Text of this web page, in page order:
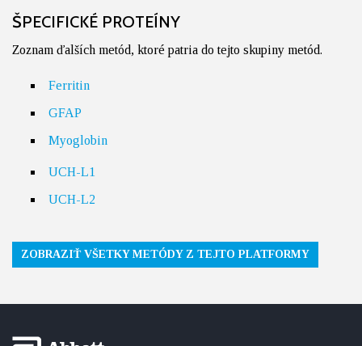
ŠPECIFICKÉ PROTEÍNY
Zoznam ďalších metód, ktoré patria do tejto skupiny metód.
Ferritin
GFAP
Myoglobin
UCH-L1
UCH-L2
ZOBRAZIŤ VŠETKY METÓDY Z TEJTO PLATFORMY